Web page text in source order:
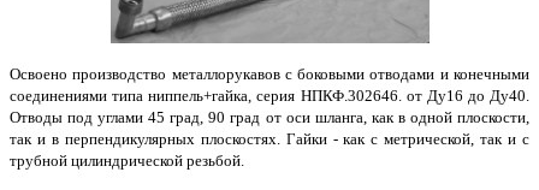
Освоено производство металлорукавов с боковыми отводами и конечными
соединениями типа ниппель+гайка, серия НПКФ.302646. от Ду16 до Ду40.
Отводы под углами 45 град, 90 град от оси шланга, как в одной плоскости,
так и в перпендикулярных плоскостях. Гайки - как с метрической, так и с
трубной цилиндрической резьбой.